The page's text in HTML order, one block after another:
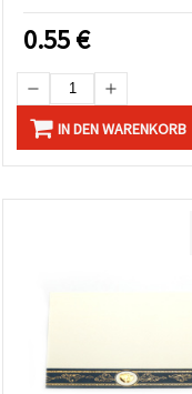
0.55€
IN DEN WARENKORB